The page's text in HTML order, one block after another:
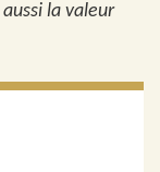
la valeur